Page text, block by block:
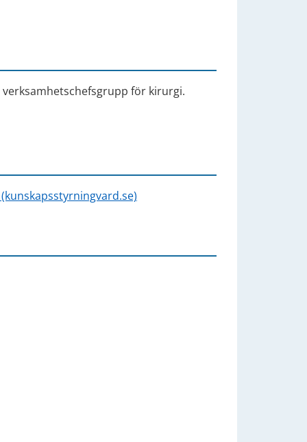
för kirurgi.